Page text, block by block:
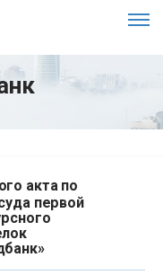
акта по
первой